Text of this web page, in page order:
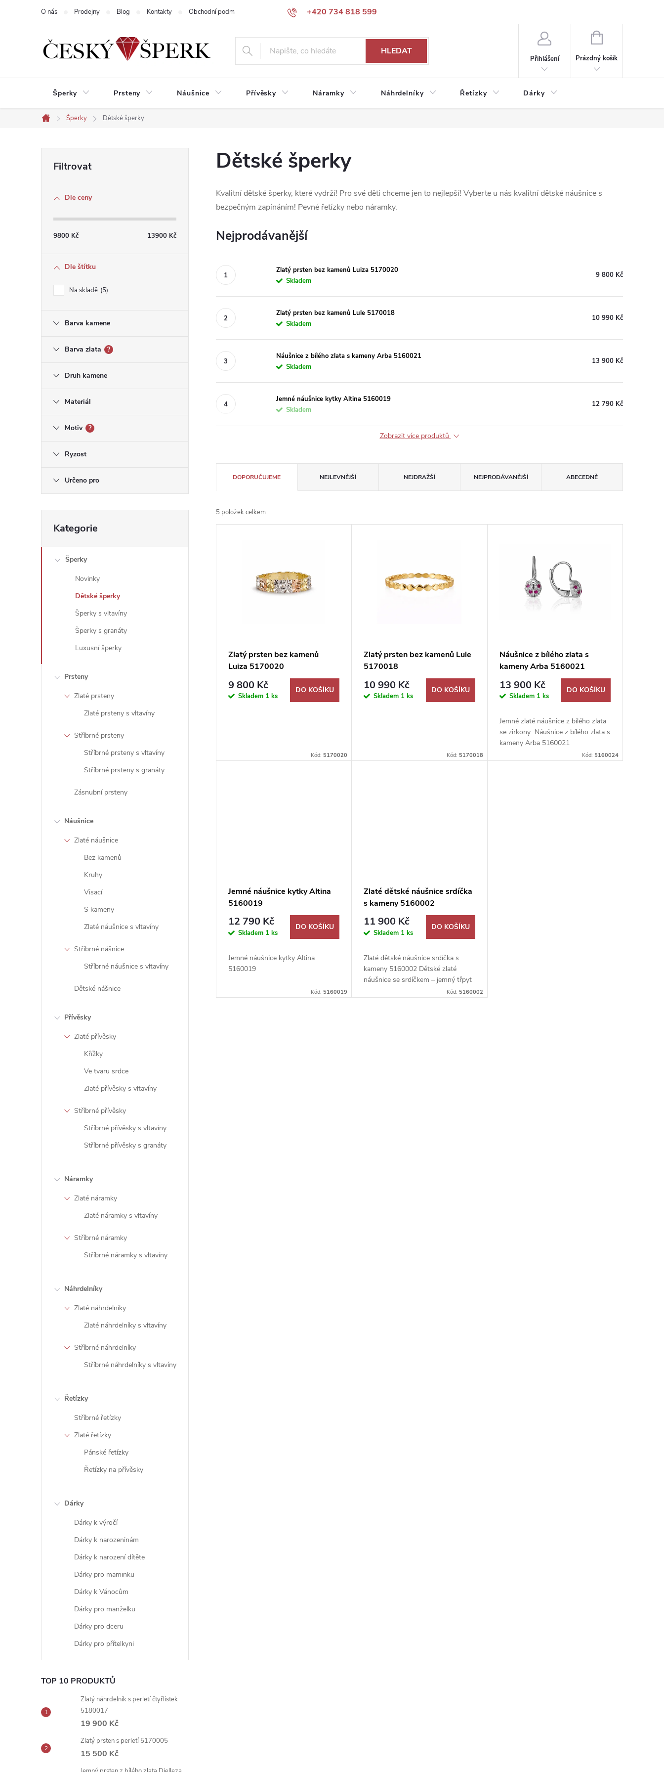
+420 734 818 599
O nás Prodejny Blog Kontakty Obchodní podmínky Podmínky ochrany osobních údajů
HLEDAT
Přihlášení
NÁKUPNÍ
Prázdný košík
Šperky Prsteny Náušnice Přívěsky Náramky Náhrdelníky Řetízky Dárky
Domů
Šperky Dětské šperky
Dle ceny
9800 Kč 13900 Kč
Dle štítku
Na skladě 5
Barva kamene
Barva zlata ?
Druh kamene
Materiál
Motiv ?
Ryzost
Určeno pro
kategorie
Kategorie
Šperky
Novinky
Dětské šperky
Šperky s vltavíny
Šperky s granáty
Luxusní šperky
Prsteny
Zlaté prsteny
Zlaté prsteny s vltavíny
Stříbrné prsteny
Stříbrné prsteny s vltavíny
Stříbrné prsteny s granáty
Zásnubní prsteny
Náušnice
Zlaté náušnice
Bez kamenů
Kruhy
Visací
S kameny
Zlaté náušnice s vltavíny
Stříbrné nášnice
Stříbrné náušnice s vltavíny
Dětské nášnice
Přívěsky
Zlaté přívěsky
Křížky
Ve tvaru srdce
Zlaté přívěsky s vltavíny
Stříbrné přívěsky
Stříbrné přívěsky s vltavíny
Stříbrné přívěsky s granáty
Náramky
Zlaté náramky
Zlaté náramky s vltavíny
Stříbrné náramky
Stříbrné náramky s vltavíny
Náhrdelníky
Zlaté náhrdelníky
Zlaté náhrdelníky s vltavíny
Stříbrné náhrdelníky
Stříbrné náhrdelníky s vltavíny
Řetízky
Stříbrné řetízky
Zlaté řetízky
Pánské řetízky
Řetízky na přívěsky
Dárky
Dárky k výročí
Dárky k narozeninám
Dárky k narození dítěte
Dárky pro maminku
Dárky k Vánocům
Dárky pro manželku
Dárky pro dceru
Dárky pro přítelkyni
TOP 10 PRODUKTŮ
Zlatý náhrdelník s perletí čtyřlístek
5180017
19 900 Kč
Zlatý prsten s perletí 5170005
15 500 Kč
Dětské šperky
Kvalitní dětské šperky, které vydrží! Pro své děti chceme jen to nejlepší! Vyberte u nás kvalitní dětské náušnice s
bezpečným zapínáním! Pevné řetízky nebo náramky.
Nejprodávanější
Zlatý prsten bez kamenů Luiza 5170020
Skladem
9 800 Kč
Zlatý prsten bez kamenů Lule 5170018
Skladem
10 990 Kč
Náušnice z bílého zlata s kameny Arba 5160021
Skladem
13 900 Kč
Jemné náušnice kytky Altina 5160019
Skladem
12 790 Kč
Zobrazit více produktů
a
z
DOPORUČUJEME NEJLEVNĚJŠÍ NEJDRAŽŠÍ NEJPRODÁVANĚJŠÍ ABECEDNĚ
5 položek celkem
u
Zlatý prsten bez kamenů
Luiza 5170020
9 800 Kč
Skladem 1 ks
DO KOŠÍKU
Kód: 5170020
Zlatý prsten bez kamenů Lule
5170018
10 990 Kč
Skladem 1 ks
DO KOŠÍKU
Kód: 5170018
Náušnice z bílého zlata s
kameny Arba 5160021
13 900 Kč
Skladem 1 ks
DO KOŠÍKU
Jemné zlaté náušnice z bílého zlata
se zirkony Náušnice z bílého zlata s
kameny Arba 5160021
Kód: 5160024
Jemné náušnice kytky Altina
5160019
12 790 Kč
Skladem 1 ks
DO KOŠÍKU
Jemné náušnice kytky Altina
5160019
Kód: 5160019
Zlaté dětské náušnice srdíčka
s kameny 5160002
11 900 Kč
Skladem 1 ks
DO KOŠÍKU
Zlaté dětské náušnice srdíčka s
kameny 5160002 Dětské zlaté
náušnice se srdíčkem – jemný třpyt
Kód: 5160002